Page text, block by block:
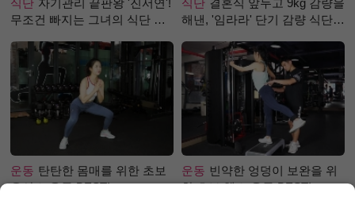
무조건 빠지는 그녀의 식단 정
해낸, '임라라' 단기 감량 식단
운동 탄탄한 몸매를 위한 초보
유산소 운동 BEST!
운동 빈약한 엉덩이 보완을 위
한 초보 헬스 운동 BEST!